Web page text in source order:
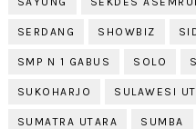
SERDANG SHOWBIZ
SMP N 1 GABUS SOLO
SUKOHARJO SULAWESI
SUMATRA UTARA SUMBA